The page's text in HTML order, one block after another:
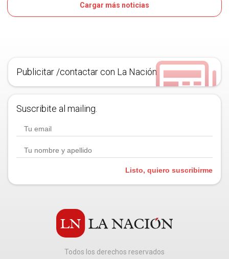
Cargar más noticias
Publicitar /contactar con La Nación
Suscribite al mailing.
Listo, quiero suscribirme
Todos los derechos reservados